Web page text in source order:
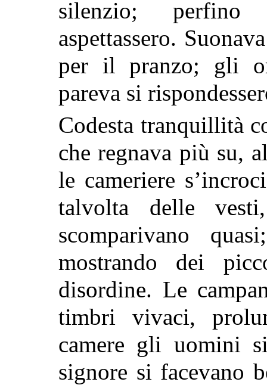
silenzio;
aspettassero.
per il pranzo; gli
pareva si
Codesta tranquillità
che regnava più su,
le cameriere
talvolta delle
scomparivano
mostrando dei
disordine. Le
timbri vivaci,
camere gli uomini
signore si facevano